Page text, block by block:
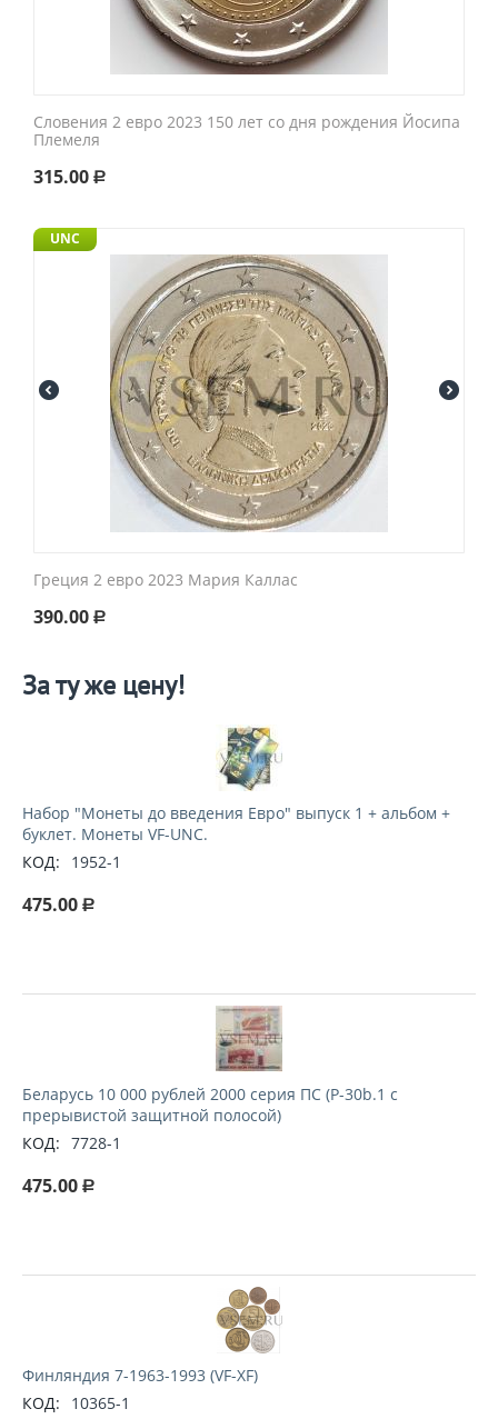
Словения 2 евро 2023 150 лет со дня рождения Йосипа
Племеля
315.00 Р
UNC
Греция 2 евро 2023 Мария Каллас
390.00 Р
За ту же цену!
Набор "Монеты до введения Евро" выпуск 1 + альбом +
буклет. Монеты VF-UNC.
КОД:
1952-1
475.00 Р
Беларусь 10 000 рублей 2000 серия ПС (P-30b.1 с
прерывистой защитной полосой)
КОД: 7728-1
475.00 Р
Финляндия 7-1963-1993 (VF-XF)
КОД:
10365-1